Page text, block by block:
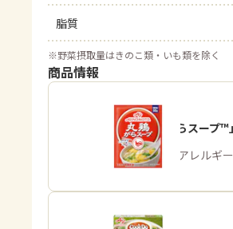
脂質
※野菜摂取量はきのこ類・いも類を除く
商品情報
「丸鶏がらスープ™」
商品・アレルギ